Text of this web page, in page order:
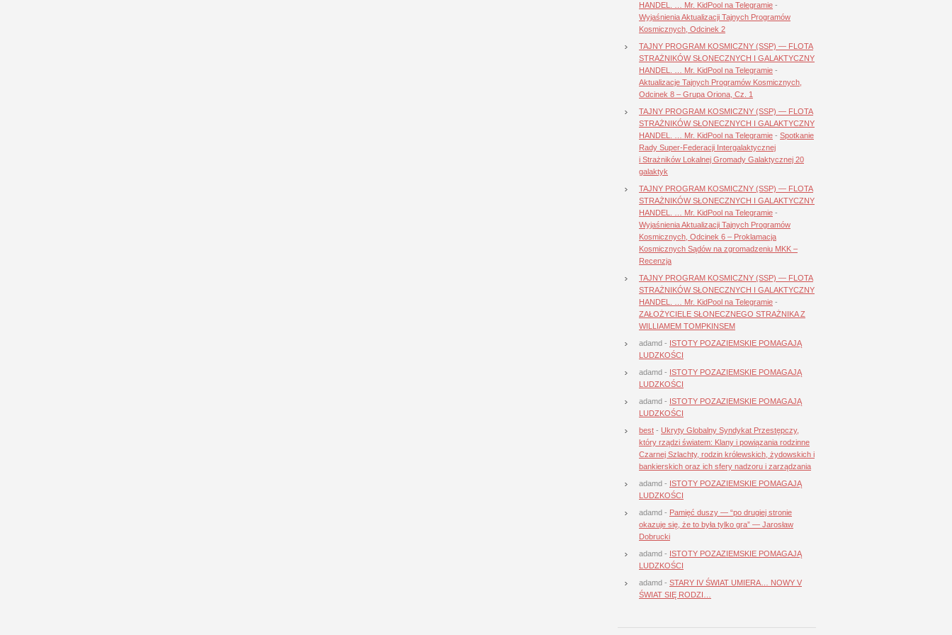
HANDEL. … Mr. KidPool na Telegramie -
Wyjaśnienia Aktualizacji Tajnych Programów
Kosmicznych, Odcinek 2
TAJNY PROGRAM KOSMICZNY (SSP) — FLOTA
STRAŻNIKÓW SŁONECZNYCH I GALAKTYCZNY
HANDEL. … Mr. KidPool na Telegramie -
Aktualizacje Tajnych Programów Kosmicznych,
Odcinek 8 – Grupa Oriona, Cz. 1
TAJNY PROGRAM KOSMICZNY (SSP) — FLOTA
STRAŻNIKÓW SŁONECZNYCH I GALAKTYCZNY
HANDEL. … Mr. KidPool na Telegramie - Spotkanie
Rady Super-Federacji Intergalaktycznej
i Strażników Lokalnej Gromady Galaktycznej 20
galaktyk
TAJNY PROGRAM KOSMICZNY (SSP) — FLOTA
STRAŻNIKÓW SŁONECZNYCH I GALAKTYCZNY
HANDEL. … Mr. KidPool na Telegramie -
Wyjaśnienia Aktualizacji Tajnych Programów
Kosmicznych, Odcinek 6 – Proklamacja
Kosmicznych Sądów na zgromadzeniu MKK –
Recenzja
TAJNY PROGRAM KOSMICZNY (SSP) — FLOTA
STRAŻNIKÓW SŁONECZNYCH I GALAKTYCZNY
HANDEL. … Mr. KidPool na Telegramie -
ZAŁOŻYCIELE SŁONECZNEGO STRAŻNIKA Z
WILLIAMEM TOMPKINSEM
adamd - ISTOTY POZAZIEMSKIE POMAGAJĄ
LUDZKOŚCI
adamd - ISTOTY POZAZIEMSKIE POMAGAJĄ
LUDZKOŚCI
adamd - ISTOTY POZAZIEMSKIE POMAGAJĄ
LUDZKOŚCI
best - Ukryty Globalny Syndykat Przestępczy,
który rządzi światem: Klany i powiązania rodzinne
Czarnej Szlachty, rodzin królewskich, żydowskich i
bankierskich oraz ich sfery nadzoru i zarządzania
adamd - ISTOTY POZAZIEMSKIE POMAGAJĄ
LUDZKOŚCI
adamd - Pamięć duszy — “po drugiej stronie
okazuje się, że to była tylko gra” — Jarosław
Dobrucki
adamd - ISTOTY POZAZIEMSKIE POMAGAJĄ
LUDZKOŚCI
adamd - STARY IV ŚWIAT UMIERA… NOWY V
ŚWIAT SIĘ RODZI…